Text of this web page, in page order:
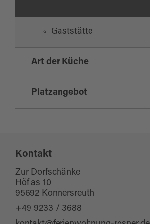
Gaststätte
Art der Küche
deutsch
Platzangebot
Sitzplätze Außenbereich:
Kontakt
Zur Dorfschänke
Höflas 10
95692 Konnersreuth
+49 9233 / 3688